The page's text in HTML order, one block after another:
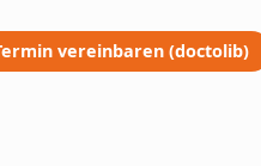
vereinbaren (doctolib)